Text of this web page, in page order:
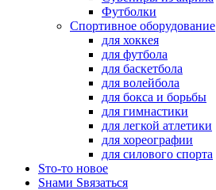
Футболки
Спортивное оборудование
для хоккея
для футбола
для баскетбола
для волейбола
для бокса и борьбы
для гимнастики
для легкой атлетики
для хореографии
для силового спорта
Sто-то новое
Sнами Sвязаться